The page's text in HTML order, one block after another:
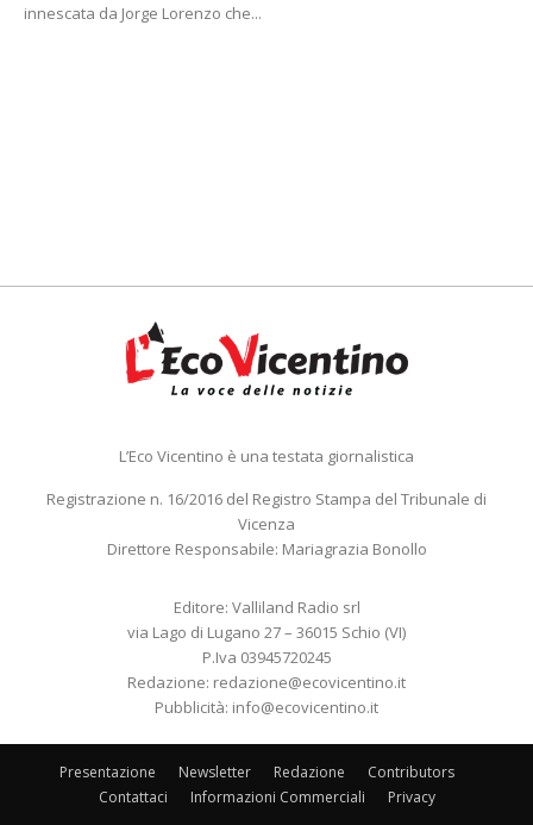
innescata da Jorge Lorenzo che...
L’Eco Vicentino è una testata giornalistica
Registrazione n. 16/2016 del Registro Stampa del Tribunale di
Vicenza
Direttore Responsabile: Mariagrazia Bonollo
Editore: Valliland Radio srl
via Lago di Lugano 27 – 36015 Schio (VI)
P.Iva 03945720245
Redazione: redazione@ecovicentino.it
Pubblicità: info@ecovicentino.it
Presentazione Newsletter Redazione
Contributors
Contattaci
Informazioni Commerciali Privacy